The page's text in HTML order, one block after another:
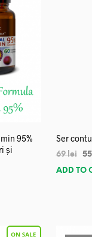
95%
și
Ser
69lei 55
ADD TO